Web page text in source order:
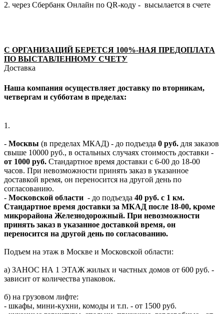
2. через Сбербанк Онлайн по QR-коду - высылается в счете
С ОРГАНИЗАЦИЙ БЕРЕТСЯ 100%-НАЯ ПРЕДОПЛАТА
ПО ВЫСТАВЛЕННОМУ СЧЕТУ
Доставка
Наша компания осуществляет доставку по вторникам,
четвергам и субботам в пределах:
1.
- Москвы (в пределах МКАД) - до подъезда 0 руб. для заказов
свыше 10000 руб., в остальных случаях стоимость доставки -
от 1000 руб. Стандартное время доставки с 6-00 до 18-00
часов. При невозможности принять заказ в указанное
доставкой время, он переносится на другой день по
согласованию.
- Московской области - до подъезда 40 руб. с 1 км.
Стандартное время доставки за МКАД после 18-00, кроме
микрорайона Железнодорожный. При невозможности
принять заказ в указанное доставкой время, он
переносится на другой день по согласованию.
Подъем на этаж в Москве и Московской области:
а) ЗАНОС НА 1 ЭТАЖ жилых и частных домов от 600 руб. -
зависит от количества упаковок.
б) на грузовом лифте:
- шкафы, мини-кухни, комоды и т.п. - от 1500 руб.